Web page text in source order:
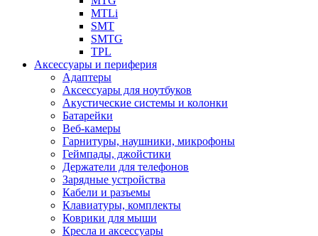
MTLi
SMT
SMTG
TPL
Аксессуары и периферия
Адаптеры
Аксессуары для ноутбуков
Акустические системы и колонки
Батарейки
Веб-камеры
Гарнитуры, наушники, микрофоны
Геймпады, джойстики
Держатели для телефонов
Зарядные устройства
Кабели и разъемы
Клавиатуры, комплекты
Коврики для мыши
Кресла и аксессуары